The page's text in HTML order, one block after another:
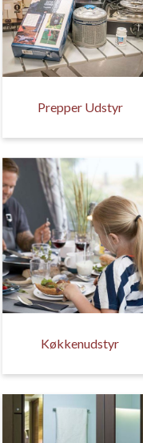
Prepper Udstyr
Køkkenudstyr